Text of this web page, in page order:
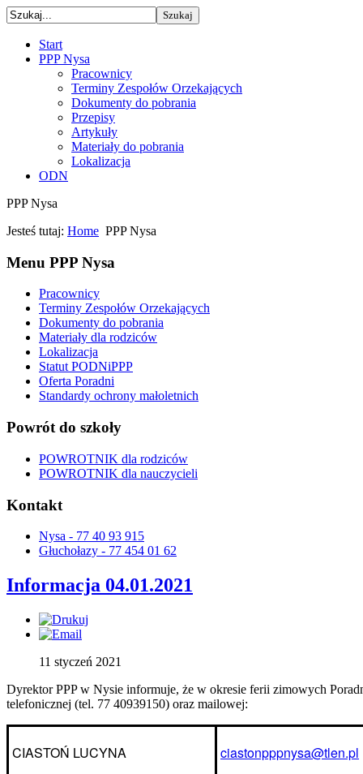
Start
PPP Nysa
Pracownicy
Terminy Zespołów Orzekających
Dokumenty do pobrania
Przepisy
Artykuły
Materiały do pobrania
Lokalizacja
ODN
PPP Nysa
Jesteś tutaj: Home PPP Nysa
Menu PPP Nysa
Pracownicy
Terminy Zespołów Orzekających
Dokumenty do pobrania
Materiały dla rodziców
Lokalizacja
Statut PODNiPPP
Oferta Poradni
Standardy ochrony małoletnich
Powrót do szkoły
POWROTNIK dla rodziców
POWROTNIK dla nauczycieli
Kontakt
Nysa - 77 40 93 915
Głuchołazy - 77 454 01 62
Informacja 04.01.2021
11 styczeń 2021
Dyrektor PPP w Nysie informuje, że w okresie ferii zimowych
telefonicznej (tel. 77 40939150) oraz mailowej:
CIASTOŃ LUCYNA
ciastonpppnysa@tlen.pl